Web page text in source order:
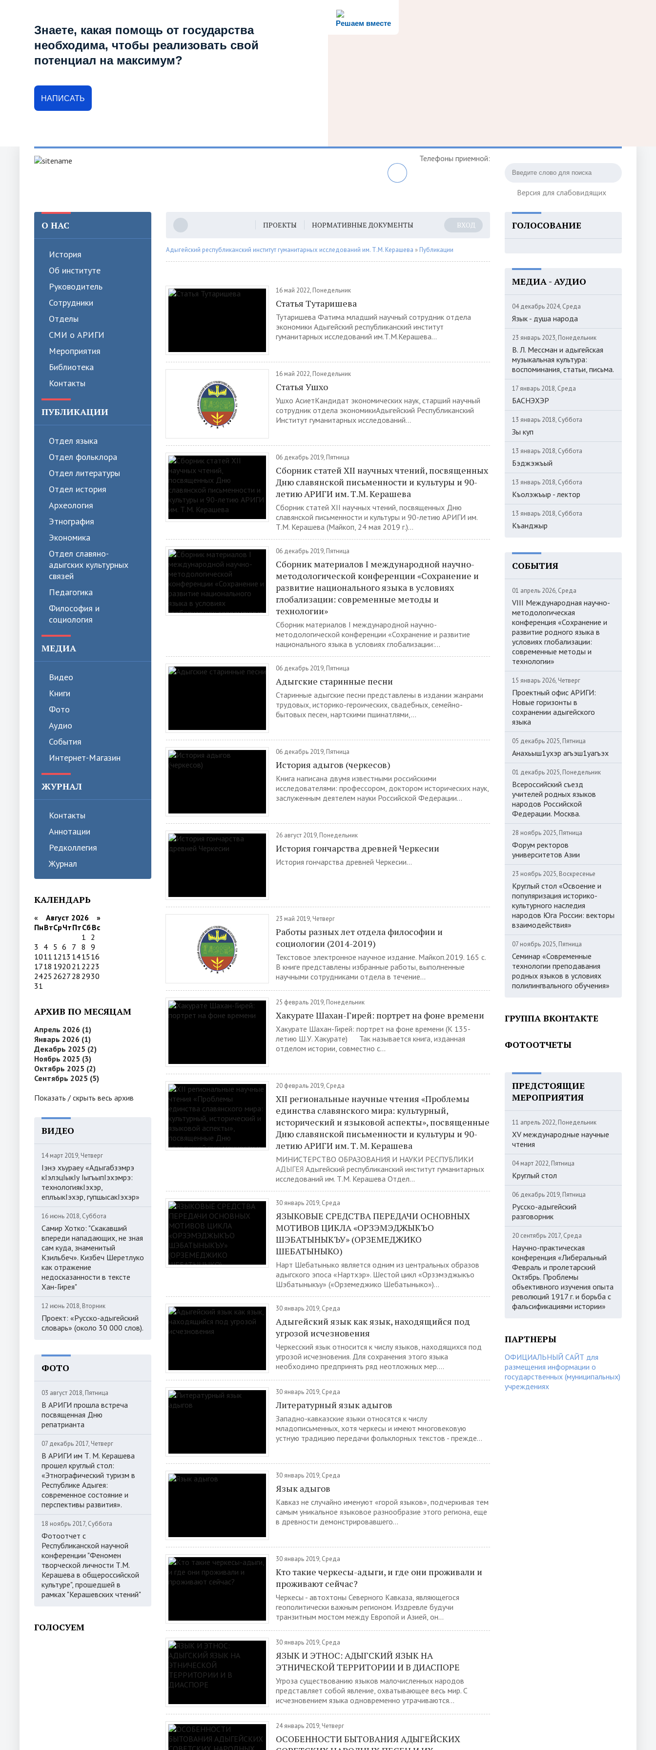
Решаем вместе
Знаете, какая помощь от государства
необходима, чтобы реализовать свой
потенциал на максимум?
НАПИСАТЬ
Версия для слабовидящих
Телефоны приемной:
О НАС
История
Об институте
Руководитель
Сотрудники
Отделы
СМИ о АРИГИ
Мероприятия
Библиотека
Контакты
ПУБЛИКАЦИИ
Отдел языка
Отдел фольклора
Отдел литературы
Отдел история
Археология
Этнография
Экономика
Отдел славяно-
адыгских культурных
связей
Педагогика
Философия и
социология
МЕДИА
Видео
Книги
Фото
Аудио
События
Интернет-Магазин
ЖУРНАЛ
Контакты
Аннотации
Редколлегия
Журнал
КАЛЕНДАРЬ
« Август 2026 »
ПнВтСрЧтПтСбВс
1 2
3
4 5 6 7 8 9
1011 1213 1415 16
1718 1920 21 22 23
2425 2627 28 2930
31
АРХИВ ПО МЕСЯЦАМ
Апрель 2026 (1)
Январь 2026 (1)
Декабрь 2025 (2)
Ноябрь 2025 (3)
Октябрь 2025 (2)
Сентябрь 2025 (5)
Показать / скрыть весь архив
ВИДЕО
14 март 2019, Четверг
Iэнэ хъураеу «Адыгабзэмрэ
кIэлэцIыкIу IыгъыпIэхэмрэ:
технологиякIэхэр,
еплъыкIэхэр, гупшысакIэхэр»
16 июнь 2018, Суббота
Самир Хотко: "Скакавший
впереди нападающих, не зная
сам куда, знаменитый
Кзильбеч». Кизбеч Шеретлуко
как отражение
недосказанности в тексте
Хан-Гирея"
12 июнь 2018, Вторник
Проект: «Русско-адыгейский
словарь» (около 30 000 слов).
ФОТО
03 август 2018, Пятница
В АРИГИ прошла встреча
посвященная Дню
репатрианта
07 декабрь 2017, Четверг
В АРИГИ им Т. М. Керашева
прошел круглый стол:
«Этнографический туризм в
Республике Адыгея:
современное состояние и
перспективы развития».
18 ноябрь 2017, Суббота
Фотоотчет с
Республиканской научной
конференции "Феномен
творческой личности Т.М.
Керашева в общероссийской
культуре", прошедшей в
рамках "Керашевских чтений"
ГОЛОСУЕМ
ПРОЕКТЫ НОРМАТИВНЫЕ ДОКУМЕНТЫ ВХОД
Адыгейский республиканский институт гуманитарных исследований им. Т.М. Керашева » Публикации
16 май 2022, Понедельник
Статья Тутаришева
Тутаришева Фатима младший научный сотрудник отдела
экономики Адыгейский республиканский институт
гуманитарных исследований им.Т.М.Керашева...
16 май 2022, Понедельник
Статья Ушхо
Ушхо АсиетКандидат экономических наук, старший научный
сотрудник отдела экономикиАдыгейский Республиканский
Институт гуманитарных исследований...
06 декабрь 2019, Пятница
Сборник статей XII научных чтений, посвященных
Дню славянской письменности и культуры и 90-
летию АРИГИ им. Т.М. Керашева
Сборник статей XII научных чтений, посвященных Дню
славянской письменности и культуры и 90-летию АРИГИ им.
Т.М. Керашева (Майкоп, 24 мая 2019 г.)...
06 декабрь 2019, Пятница
Сборник материалов I международной научно-
методологической конференции «Сохранение и
развитие национального языка в условиях
глобализации: современные методы и
технологии»
Сборник материалов I международной научно-
методологической конференции «Сохранение и развитие
национального языка в условиях глобализации:...
06 декабрь 2019, Пятница
Адыгские старинные песни
Старинные адыгские песни представлены в издании жанрами
трудовых, историко-героических, свадебных, семейно-
бытовых песен, нартскими пшинатлями,...
06 декабрь 2019, Пятница
История адыгов (черкесов)
Книга написана двумя известными российскими
исследователями: профессором, доктором исторических наук,
заслуженным деятелем науки Российской Федерации...
26 август 2019, Понедельник
История гончарства древней Черкесии
История гончарства древней Черкесии...
23 май 2019, Четверг
Работы разных лет отдела философии и
социологии (2014-2019)
Текстовое электронное научное издание. Майкоп.2019. 165 с.
В книге представлены избранные работы, выполненные
научными сотрудниками отдела в течение...
25 февраль 2019, Понедельник
Хакурате Шахан-Гирей: портрет на фоне времени
Хакурате Шахан-Гирей: портрет на фоне времени (К 135-
летию Ш.У. Хакурате) Так называется книга, изданная
отделом истории, совместно с...
20 февраль 2019, Среда
XII региональные научные чтения «Проблемы
единства славянского мира: культурный,
исторический и языковой аспекты», посвященные
Дню славянской письменности и культуры и 90-
летию АРИГИ им. Т. М. Керашева
МИНИСТЕРСТВО ОБРАЗОВАНИЯ И НАУКИ РЕСПУБЛИКИ
АДЫГЕЯ Адыгейский республиканский институт гуманитарных
исследований им. Т.М. Керашева Отдел...
30 январь 2019, Среда
ЯЗЫКОВЫЕ СРЕДСТВА ПЕРЕДАЧИ ОСНОВНЫХ
МОТИВОВ ЦИКЛА «ОРЗЭМЭДЖЫКЪО
ШЭБАТЫНЫКЪУ» (ОРЗЕМЕДЖИКО
ШЕБАТЫНЫКО)
Нарт Шебатыныко является одним из центральных образов
адыгского эпоса «Нартхэр». Шестой цикл «Орзэмэджыкъо
Шэбатыныкъу» («Орземеджико Шебатыныко»)...
30 январь 2019, Среда
Адыгейский язык как язык, находящийся под
угрозой исчезновения
Черкесский язык относится к числу языков, находящихся под
угрозой исчезновения. Для сохранения этого языка
необходимо предпринять ряд неотложных мер....
30 январь 2019, Среда
Литературный язык адыгов
Западно-кавказские языки относятся к числу
младописьменных, хотя черкесы и имеют многовековую
устную традицию передачи фольклорных текстов - прежде...
30 январь 2019, Среда
Язык адыгов
Кавказ не случайно именуют «горой языков», подчеркивая тем
самым уникальное языковое разнообразие этого региона, еще
в древности демонстрировавшего...
30 январь 2019, Среда
Кто такие черкесы-адыги, и где они проживали и
проживают сейчас?
Черкесы - автохтоны Северного Кавказа, являющегося
геополитически важным регионом. Издревле будучи
транзитным мостом между Европой и Азией, он...
30 январь 2019, Среда
ЯЗЫК И ЭТНОС: АДЫГСКИЙ ЯЗЫК НА
ЭТНИЧЕСКОЙ ТЕРРИТОРИИ И В ДИАСПОРЕ
Угроза существованию языков малочисленных народов
представляет собой явление, охватывающее весь мир. С
исчезновением языка одновременно утрачиваются...
24 январь 2019, Четверг
ОСОБЕННОСТИ БЫТОВАНИЯ АДЫГЕЙСКИХ
ГОЛОСОВАНИЕ
МЕДИА - АУДИО
04 декабрь 2024, Среда
Язык - душа народа
23 январь 2023, Понедельник
В. Л. Мессман и адыгейская
музыкальная культура:
воспоминания, статьи, письма.
17 январь 2018, Среда
БАСНЭХЭР
13 январь 2018, Суббота
Зы куп
13 январь 2018, Суббота
Бэджэжъый
13 январь 2018, Суббота
Къолэжъыр - лектор
13 январь 2018, Суббота
Къанджыр
СОБЫТИЯ
01 апрель 2026, Среда
VIII Международная научно-
методологическая
конференция «Сохранение и
развитие родного языка в
условиях глобализации:
современные методы и
технологии»
15 январь 2026, Четверг
Проектный офис АРИГИ:
Новые горизонты в
сохранении адыгейского
языка
05 декабрь 2025, Пятница
Анахьыш1ухэр агъэш1уагъэх
01 декабрь 2025, Понедельник
Всероссийский съезд
учителей родных языков
народов Российской
Федерации. Москва.
28 ноябрь 2025, Пятница
Форум ректоров
университетов Азии
23 ноябрь 2025, Воскресенье
Круглый стол «Освоение и
популяризация историко-
культурного наследия
народов Юга России: векторы
взаимодействия»
07 ноябрь 2025, Пятница
Семинар «Современные
технологии преподавания
родных языков в условиях
полилингвального обучения»
ГРУППА ВКОНТАКТЕ
ФОТООТЧЕТЫ
ПРЕДСТОЯЩИЕ
МЕРОПРИЯТИЯ
11 апрель 2022, Понедельник
XV международные научные
чтения
04 март 2022, Пятница
Круглый стол
06 декабрь 2019, Пятница
Русско-адыгейский
разговорник
20 сентябрь 2017, Среда
Научно-практическая
конференция «Либеральный
Февраль и пролетарский
Октябрь. Проблемы
объективного изучения опыта
революций 1917 г. и борьба с
фальсификациями истории»
ПАРТНЕРЫ
ОФИЦИАЛЬНЫЙ САЙТ для
размещения информации о
государственных (муниципальных)
учреждениях